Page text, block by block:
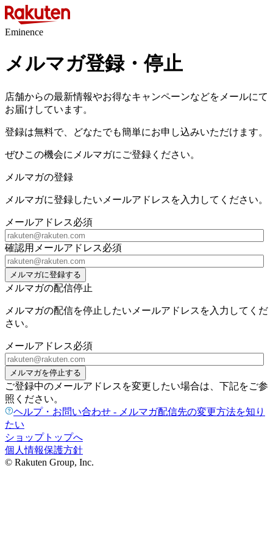
Eminence
メルマガ登録・停止
店舗からの最新情報やお得なキャンペーンなどをメールにて
お届けしています。
登録は無料で、どなたでも簡単にお申し込みいただけます。
ぜひこの機会にメルマガにご登録ください。
メルマガの登録
メルマガに登録したいメールアドレスを入力してください。
メールアドレス必須
確認用メールアドレス必須
メルマガに登録する
メルマガの配信停止
メルマガの配信を停止したいメールアドレスを入力してくだ
さい。
メールアドレス必須
メルマガを停止する
ご登録中のメールアドレスを変更したい場合は、下記をご参
照ください。
ヘルプ・お問い合わせ - メルマガ配信先の変更方法を知り
たい
ショップトップへ
個人情報保護方針
© Rakuten Group, Inc.